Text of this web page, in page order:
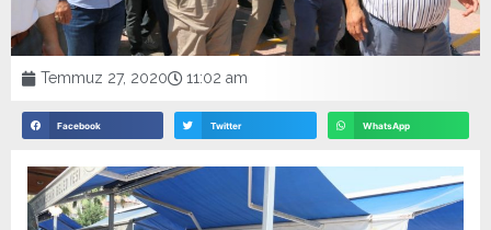
Temmuz 27, 2020 11:02 am
Facebook Twitter WhatsApp